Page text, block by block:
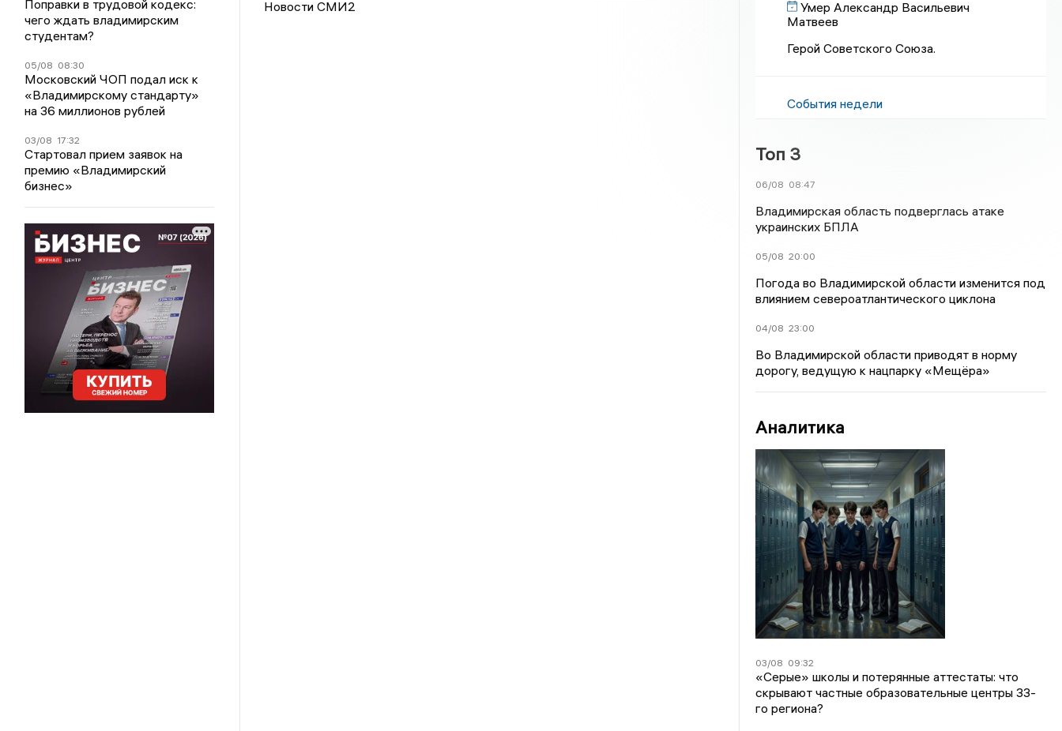
Поправки в трудовой кодекс:
чего ждать владимирским
студентам?
05/08 08:30
Московский ЧОП подал иск к
«Владимирскому стандарту»
на 36 миллионов рублей
03/08 17:32
Стартовал прием заявок на
премию «Владимирский
бизнес»
Новости СМИ2
Умер Александр Васильевич
Матвеев
Герой Советского Союза.
События недели
Топ 3
06/08 08:47
Владимирская область подверглась атаке
украинских БПЛА
05/08 20:00
Погода во Владимирской области изменится под
влиянием североатлантического циклона
04/08 23:00
Во Владимирской области приводят в норму
дорогу, ведущую к нацпарку «Мещёра»
Аналитика
03/08 09:32
«Серые» школы и потерянные аттестаты: что
скрывают частные образовательные центры 33-
го региона?